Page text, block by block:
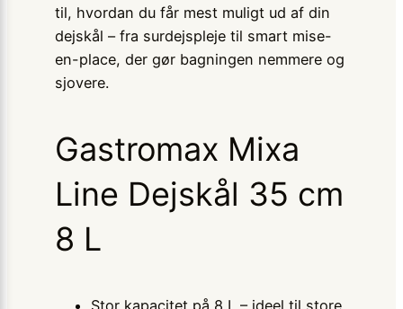
til, hvordan du får mest muligt ud af din
dejskål – fra surdejspleje til smart mise-
en-place, der gør bagningen nemmere og
sjovere.
Gastromax Mixa
Line Dejskål 35 cm
8 L